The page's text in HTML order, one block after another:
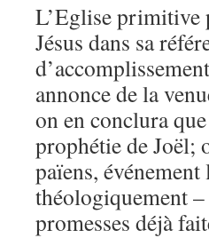
L’Eglise primitive
Jésus dans sa
annonce de la
on en conclura
prophétie de Joël;
païens,
théologiquement –
promesses déjà